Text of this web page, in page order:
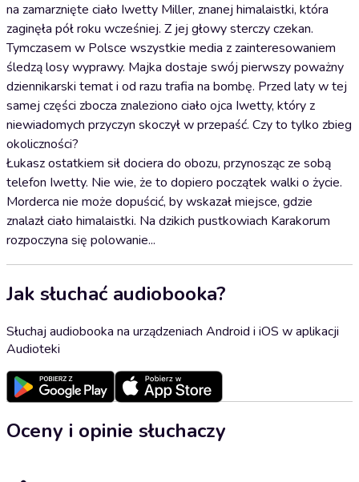
na zamarznięte ciało Iwetty Miller, znanej himalaistki, która
zaginęła pół roku wcześniej. Z jej głowy sterczy czekan.
Tymczasem w Polsce wszystkie media z zainteresowaniem
śledzą losy wyprawy. Majka dostaje swój pierwszy poważny
dziennikarski temat i od razu trafia na bombę. Przed laty w tej
samej części zbocza znaleziono ciało ojca Iwetty, który z
niewiadomych przyczyn skoczył w przepaść. Czy to tylko zbieg
okoliczności?
Łukasz ostatkiem sił dociera do obozu, przynosząc ze sobą
telefon Iwetty. Nie wie, że to dopiero początek walki o życie.
Morderca nie może dopuścić, by wskazał miejsce, gdzie
znalazł ciało himalaistki. Na dzikich pustkowiach Karakorum
rozpoczyna się polowanie...
Jak słuchać audiobooka?
Słuchaj audiobooka na urządzeniach Android i iOS w aplikacji
Audioteki
Oceny i opinie słuchaczy